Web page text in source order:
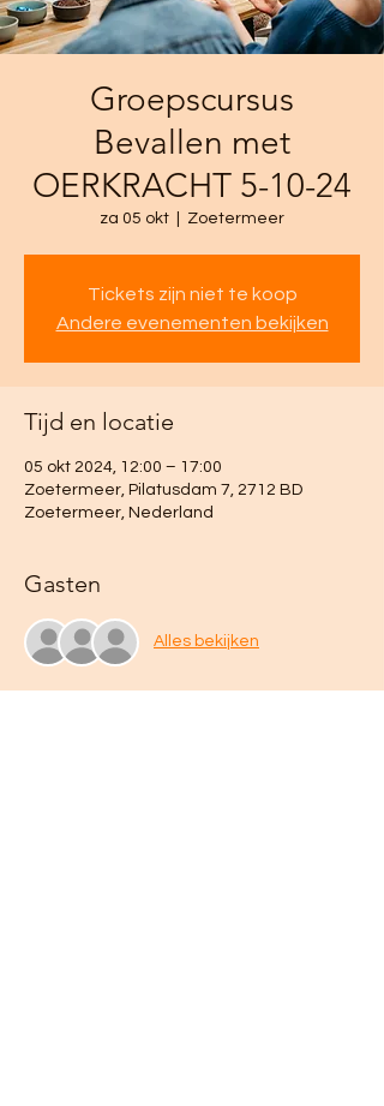
Groepscursus
Bevallen met
OERKRACHT 5-10-24
za 05 okt Zoetermeer
Tickets zijn niet te koop
Andere evenementen bekijken
Tijd en locatie
05 okt 2024, 12:00 – 17:00
Zoetermeer, Pilatusdam 7, 2712 BD
Zoetermeer, Nederland
Gasten
Alles bekijken